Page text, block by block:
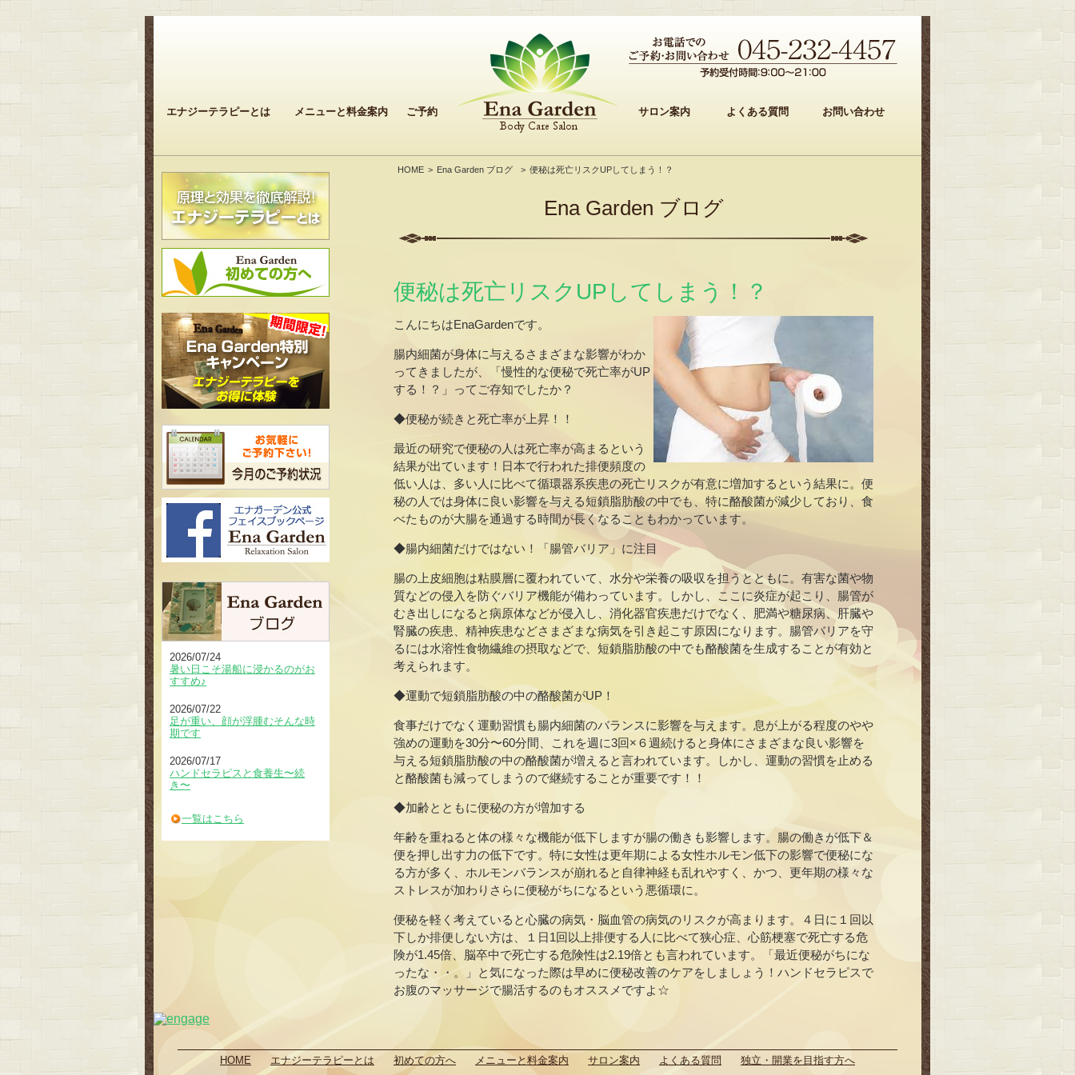
エナジーテラピーとは メニューと料金案内 ご予約 サロン案内 よくある質問 お問い合わせ
Ena Garden ブログ
便秘は死亡リスクUPしてしまう！？
こんにちはEnaGardenです。
腸内細菌が身体に与えるさまざまな影響がわか
ってきましたが、「慢性的な便秘で死亡率がUP
する！？」ってご存知でしたか？
◆便秘が続きと死亡率が上昇！！
最近の研究で便秘の人は死亡率が高まるという
結果が出ています！日本で行われた排便頻度の
低い人は、多い人に比べて循環器系疾患の死亡リスクが有意に増加するという結果に。便
秘の人では身体に良い影響を与える短鎖脂肪酸の中でも、特に酪酸菌が減少しており、食
べたものが大腸を通過する時間が長くなることもわかっています。
◆腸内細菌だけではない！「腸管バリア」に注目
腸の上皮細胞は粘膜層に覆われていて、水分や栄養の吸収を担うとともに。有害な菌や物
質などの侵入を防ぐバリア機能が備わっています。しかし、ここに炎症が起こり、腸管が
むき出しになると病原体などが侵入し、消化器官疾患だけでなく、肥満や糖尿病、肝臓や
腎臓の疾患、精神疾患などさまざまな病気を引き起こす原因になります。腸管バリアを守
るには水溶性食物繊維の摂取などで、短鎖脂肪酸の中でも酪酸菌を生成することが有効と
考えられます。
◆運動で短鎖脂肪酸の中の酪酸菌がUP！
食事だけでなく運動習慣も腸内細菌のバランスに影響を与えます。息が上がる程度のやや
強めの運動を30分〜60分間、これを週に3回×６週続けると身体にさまざまな良い影響を
与える短鎖脂肪酸の中の酪酸菌が増えると言われています。しかし、運動の習慣を止める
と酪酸菌も減ってしまうので継続することが重要です！！
◆加齢とともに便秘の方が増加する
年齢を重ねると体の様々な機能が低下しますが腸の働きも影響します。腸の働きが低下＆
便を押し出す力の低下です。特に女性は更年期による女性ホルモン低下の影響で便秘にな
る方が多く、ホルモンバランスが崩れると自律神経も乱れやすく、かつ、更年期の様々な
ストレスが加わりさらに便秘がちになるという悪循環に。
便秘を軽く考えていると心臓の病気・脳血管の病気のリスクが高まります。４日に１回以
下しか排便しない方は、１日1回以上排便する人に比べて狭心症、心筋梗塞で死亡する危
険が1.45倍、脳卒中で死亡する危険性は2.19倍とも言われています。「最近便秘がちにな
ったな・・。」と気になった際は早めに便秘改善のケアをしましょう！ハンドセラピスで
お腹のマッサージで腸活するのもオススメですよ☆
HOME Ena Garden ブログ 便秘は死亡リスクUPしてしまう！？
2026/07/24
暑い日こそ湯船に浸かるのがお
すすめ♪
2026/07/22
足が重い、顔が浮腫むそんな時
期です
2026/07/17
ハンドセラピスと食養生〜続
き〜
一覧はこちら
HOME エナジーテラピーとは 初めての方へ メニューと料金案内 サロン案内 よくある質問 独立・開業を目指す方へ